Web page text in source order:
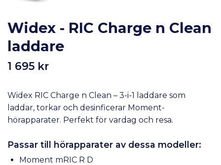
Widex - RIC Charge n Clean
laddare
1 695 kr
Widex RIC Charge n Clean – 3-i-1 laddare som
laddar, torkar och desinficerar Moment-
hörapparater. Perfekt för vardag och resa.
Passar till hörapparater av dessa modeller:
Moment mRIC R D